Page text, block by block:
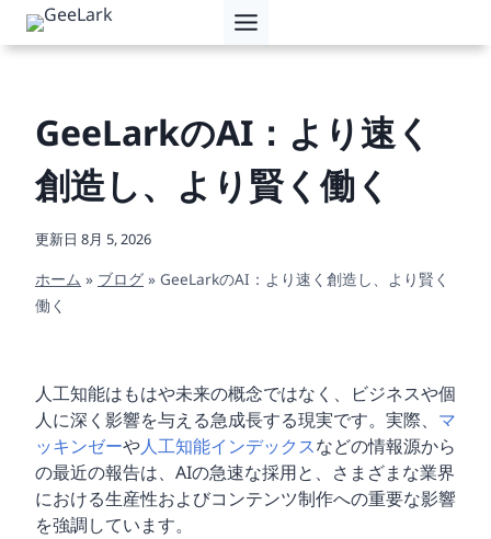
GeeLarkのAI：より速く
創造し、より賢く働く
更新日 8月 5, 2026
ホーム » ブログ » GeeLarkのAI：より速く創造し、より賢く
働く
人工知能はもはや未来の概念ではなく、ビジネスや個
人に深く影響を与える急成長する現実です。実際、 マ
ッキンゼーや人工知能インデックスなどの情報源から
の最近の報告は、AIの急速な採用と、さまざまな業界
における生産性およびコンテンツ制作への重要な影響
を強調しています。